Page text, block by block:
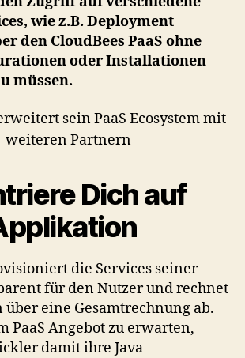
wie z.B. Deployment
den CloudBees PaaS ohne
oder Installationen
müssen.
Dich auf
die Services seiner
für den Nutzer und rechnet
über eine Gesamtrechnung ab.
PaaS Angebot zu erwarten,
damit ihre Java